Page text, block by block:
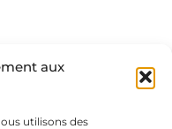
aux
utilisons des
66